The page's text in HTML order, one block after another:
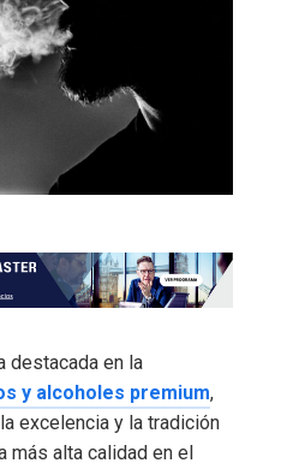
destacada en la
y alcoholes premium,
excelencia y la tradición
más alta calidad en el